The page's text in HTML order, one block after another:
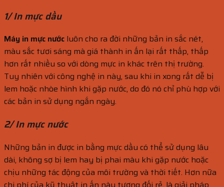
1/ In mực dầu
Máy in mực nước luôn cho ra đời những bản in sắc nét,
màu sắc tươi sáng mà giá thành in ấn lại rất thấp, thấp
hơn rất nhiều so với dòng mực in khác trên thị trường.
Tuy nhiên với công nghệ in này, sau khi in xong rất dễ bị
lem hoặc nhòe hình khi gặp nước, do đó nó chỉ phù hợp với
các bản in sử dụng ngắn ngày.
2/ In mực nước
Những bản in được in bằng mực dầu có thể sử dụng lâu
dài, không sợ bị lem hay bị phai màu khi gặp nước hoặc
chịu những tác động của môi trường và thời tiết. Hơn nữa